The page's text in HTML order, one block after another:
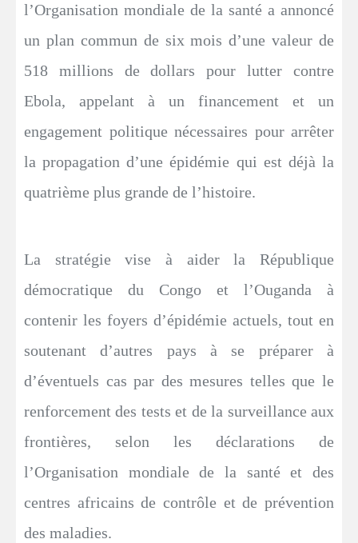
l’Organisation mondiale de la santé a annoncé
un plan commun de six mois d’une valeur de
518 millions de dollars pour lutter contre
Ebola, appelant à un financement et un
engagement politique nécessaires pour arrêter
la propagation d’une épidémie qui est déjà la
quatrième plus grande de l’histoire.
La stratégie vise à aider la République
démocratique du Congo et l’Ouganda à
contenir les foyers d’épidémie actuels, tout en
soutenant d’autres pays à se préparer à
d’éventuels cas par des mesures telles que le
renforcement des tests et de la surveillance aux
frontières, selon les déclarations de
l’Organisation mondiale de la santé et des
centres africains de contrôle et de prévention
des maladies.